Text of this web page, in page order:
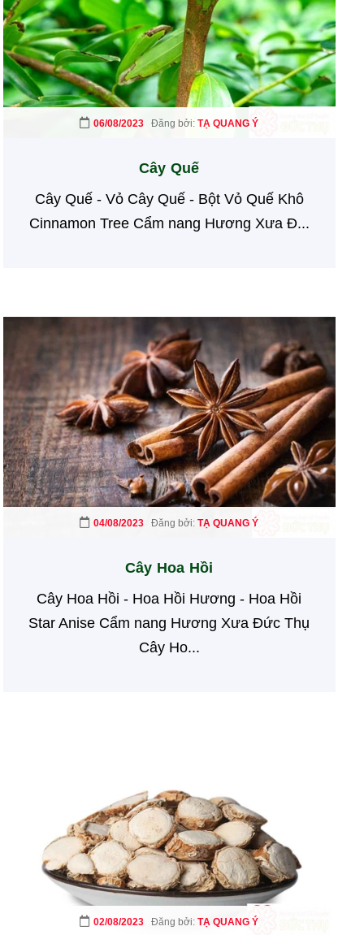
06/08/2023 Đăng bởi:TẠ QUANG Ý
Cây Quế
Cây Quế - Vỏ Cây Quế - Bột Vỏ Quế Khô
Cinnamon Tree Cẩm nang Hương Xưa Đ...
04/08/2023 Đăng bởi:TẠ QUANG Ý
Cây Hoa Hồi
Cây Hoa Hồi - Hoa Hồi Hương - Hoa Hồi
Star Anise Cẩm nang Hương Xưa Đức Thụ
Cây Ho...
02/08/2023 Đăng bởi:TẠ QUANG Ý